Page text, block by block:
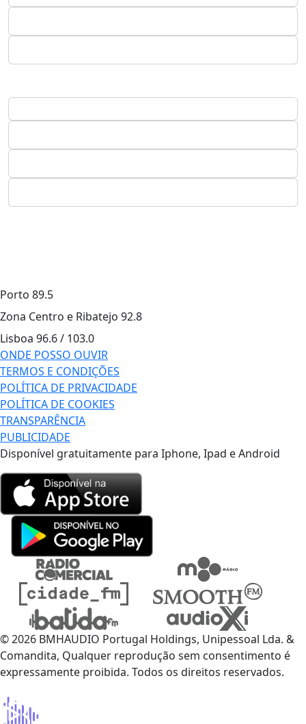
Porto 89.5
Zona Centro e Ribatejo 92.8
Lisboa 96.6 / 103.0
ONDE POSSO OUVIR
TERMOS E CONDIÇÕES
POLÍTICA DE PRIVACIDADE
POLÍTICA DE COOKIES
TRANSPARÊNCIA
PUBLICIDADE
Disponível gratuitamente para Iphone, Ipad e Android
© 2026 BMHAUDIO Portugal Holdings, Unipessoal Lda. &
Comandita, Qualquer reprodução sem consentimento é
expressamente proibida. Todos os direitos reservados.